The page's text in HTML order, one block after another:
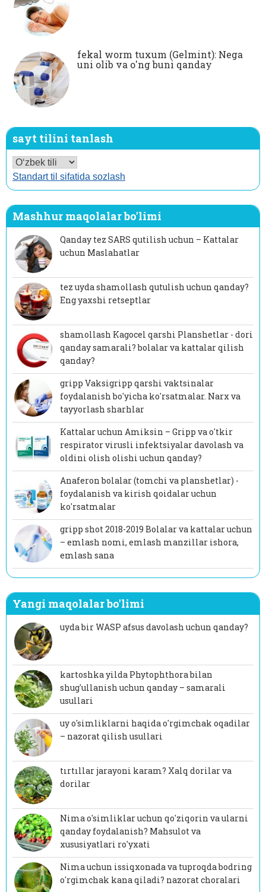
fekal worm tuxum (Gelmint): Nega
uni olib va ​​o'ng buni qanday
sayt tilini tanlash
Standart til sifatida sozlash
Mashhur maqolalar bo'limi
Qanday tez SARS qutilish uchun – Kattalar
uchun Maslahatlar
tez uyda shamollash qutulish uchun qanday?
Eng yaxshi retseptlar
shamollash Kagocel qarshi Planshetlar - dori
qanday samarali? bolalar va kattalar qilish
qanday?
gripp Vaksigripp qarshi vaktsinalar
foydalanish bo'yicha ko'rsatmalar. Narx va
tayyorlash sharhlar
Kattalar uchun Amiksin – Gripp va o'tkir
respirator virusli infektsiyalar davolash va
oldini olish olishi uchun qanday?
Anaferon bolalar (tomchi va planshetlar) -
foydalanish va kirish qoidalar uchun
ko'rsatmalar
gripp shot 2018-2019 Bolalar va kattalar uchun
– emlash nomi, emlash manzillar ishora,
emlash sana
Yangi maqolalar bo'limi
uyda bir WASP afsus davolash uchun qanday?
kartoshka yilda Phytophthora bilan
shug'ullanish uchun qanday – samarali
usullari
uy o'simliklarni haqida o'rgimchak oqadilar
– nazorat qilish usullari
tırtıllar jarayoni karam? Xalq dorilar va
dorilar
Nima o'simliklar uchun qo'ziqorin va ularni
qanday foydalanish? Mahsulot va
xususiyatlari ro'yxati
Nima uchun issiqxonada va tuproqda bodring
o'rgimchak kana qiladi? nazorat choralari